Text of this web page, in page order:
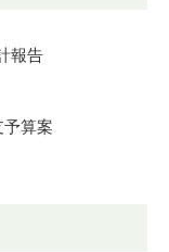
報告
算案